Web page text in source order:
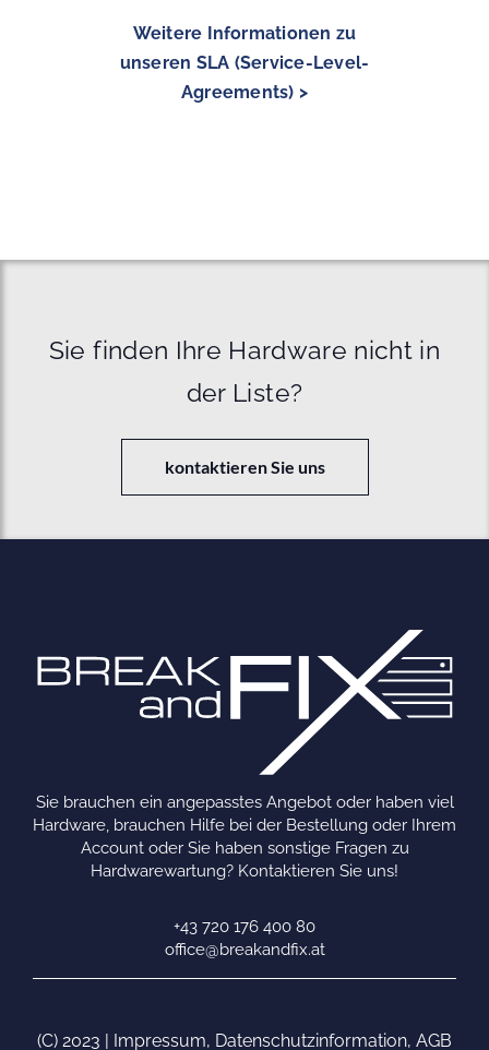
Weitere Informationen zu
unseren SLA (Service-Level-
Agreements) >
Sie finden Ihre Hardware nicht in
der Liste?
kontaktieren Sie uns
Sie brauchen ein angepasstes Angebot oder haben viel
Hardware, brauchen Hilfe bei der Bestellung oder Ihrem
Account oder Sie haben sonstige Fragen zu
Hardwarewartung? Kontaktieren Sie uns!
+43 720 176 400 80
office@breakandfix.at
(C) 2023 | Impressum, Datenschutzinformation, AGB